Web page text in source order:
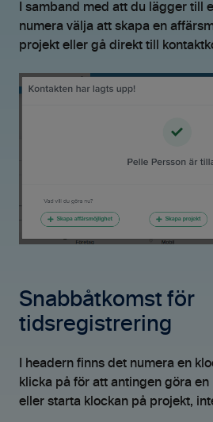
I samband med att du lägger till
numera välja att skapa en
projekt eller gå direkt till
Snabbåtkomst för
tidsregistrering
I headern finns det numera en
klicka på för att antingen göra
eller starta klockan på projekt,